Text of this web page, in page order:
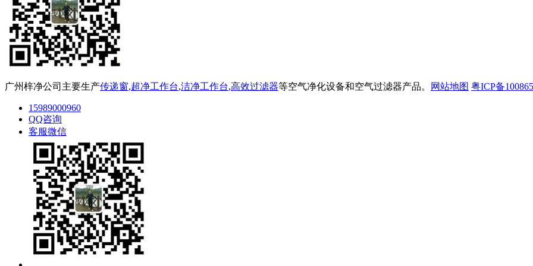
广州梓净公司主要生产传递窗,超净工作台,洁净工作台,高效过滤器等空气净化设备和空气过滤器产品。 网站地图 粤ICP备
15989000960
QQ咨询
客服微信